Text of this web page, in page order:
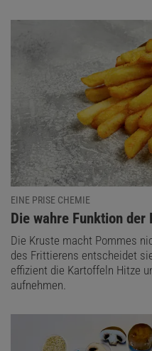
EINE PRISE CHEMIE
:
Die wahre Funktion
Die Kruste macht Pommes
des Frittierens entscheidet
effizient die Kartoffeln Hitze
aufnehmen.